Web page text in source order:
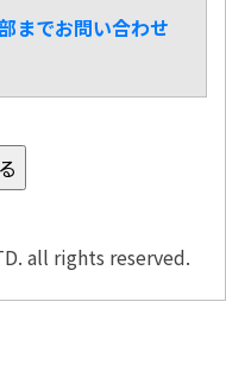
までお問い合わせ
all rights reserved.